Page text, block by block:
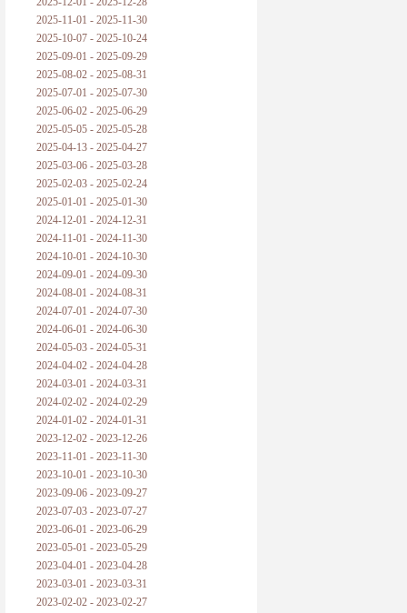
2025-11-01 - 2025-11-30
2025-10-07 - 2025-10-24
2025-09-01 - 2025-09-29
2025-08-02 - 2025-08-31
2025-07-01 - 2025-07-30
2025-06-02 - 2025-06-29
2025-05-05 - 2025-05-28
2025-04-13 - 2025-04-27
2025-03-06 - 2025-03-28
2025-02-03 - 2025-02-24
2025-01-01 - 2025-01-30
2024-12-01 - 2024-12-31
2024-11-01 - 2024-11-30
2024-10-01 - 2024-10-30
2024-09-01 - 2024-09-30
2024-08-01 - 2024-08-31
2024-07-01 - 2024-07-30
2024-06-01 - 2024-06-30
2024-05-03 - 2024-05-31
2024-04-02 - 2024-04-28
2024-03-01 - 2024-03-31
2024-02-02 - 2024-02-29
2024-01-02 - 2024-01-31
2023-12-02 - 2023-12-26
2023-11-01 - 2023-11-30
2023-10-01 - 2023-10-30
2023-09-06 - 2023-09-27
2023-07-03 - 2023-07-27
2023-06-01 - 2023-06-29
2023-05-01 - 2023-05-29
2023-04-01 - 2023-04-28
2023-03-01 - 2023-03-31
2023-02-02 - 2023-02-27